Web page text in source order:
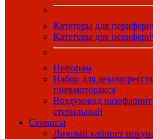
Катетеры для
Катетеры для
Нефопам
Набор для
пневмоторакса
Воздуховод
стерильный
Сервисы
Личный кабинет